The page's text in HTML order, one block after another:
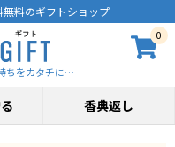
料のギフトショップ
0
ちをカタチに…
香典返し